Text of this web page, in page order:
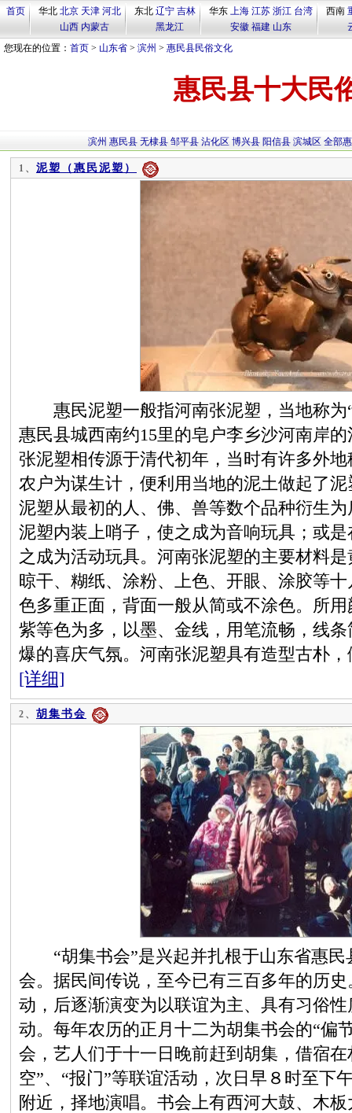
首页 华北 北京 天津 河北
山西 内蒙古
东北 辽宁 吉林
黑龙江
华东 上海 江苏 浙江 台湾
安徽 福建 山东
西南
您现在的位置： 首页 > 山东省 > 滨州 > 惠民县民俗文化
惠民县十大民
滨州 惠民县 无棣县 邹平县 沾化区 博兴县 阳信县 滨城区 全部
1、 泥塑（惠民泥塑）
惠民泥塑一般指河南张泥塑，当地称为
惠民县城西南约15里的皂户李乡沙河南岸
张泥塑相传源于清代初年，当时有许多外
农户为谋生计，便利用当地的泥土做起了
泥塑从最初的人、佛、兽等数个品种衍生
泥塑内装上哨子，使之成为音响玩具；或
之成为活动玩具。河南张泥塑的主要材料
晾干、糊纸、涂粉、上色、开眼、涂胶等
色多重正面，背面一般从简或不涂色。所
紫等色为多，以墨、金线，用笔流畅，线
爆的喜庆气氛。河南张泥塑具有造型古朴
[详细]
2、 胡集书会
“胡集书会”是兴起并扎根于山东省惠民
会。据民间传说，至今已有三百多年的历
动，后逐渐演变为以联谊为主、具有习俗
动。每年农历的正月十二为胡集书会的“偏
会，艺人们于十一日晚前赶到胡集，借宿
空”、“报门”等联谊活动，次日早８时至下
附近，择地演唱。书会上有西河大鼓、木